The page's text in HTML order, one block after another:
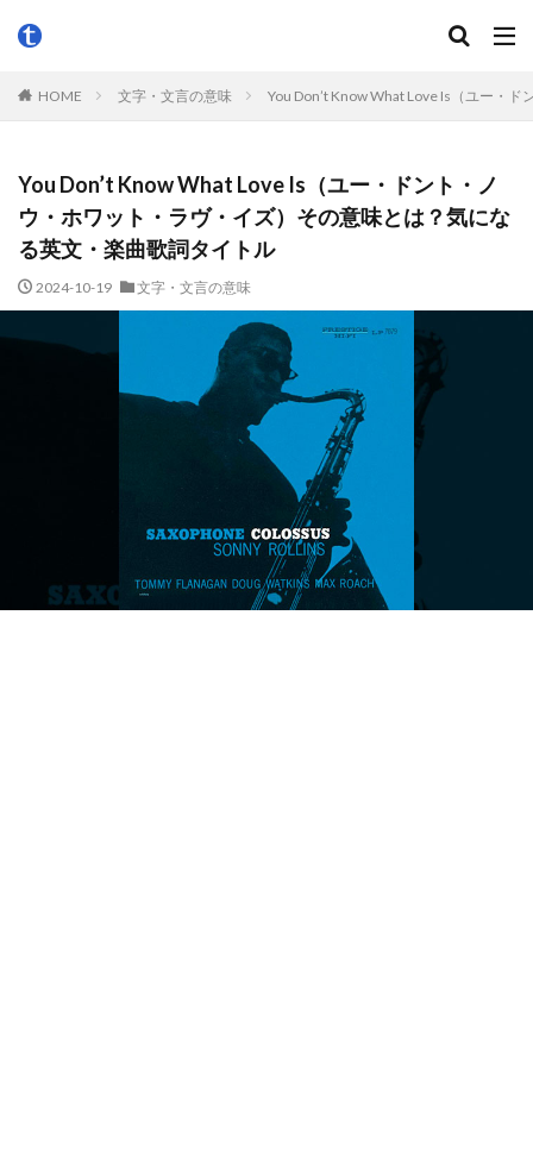
HOME 文字・文言の意味 You Don’t Know What Love Is（ユー・
You Don’t Know What Love Is（ユー・ドント・ノ
ウ・ホワット・ラヴ・イズ）その意味とは？気にな
る英文・楽曲歌詞タイトル
2024-10-19 文字・文言の意味